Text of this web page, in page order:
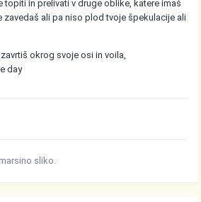
topiti in prelivati v druge oblike, katere imaš
zavedaš ali pa niso plod tvoje špekulacije ali
okrog svoje osi in voila,
day
sliko.